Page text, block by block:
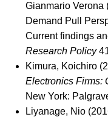
Gianmario Verona
Demand Pull
Current findings
Research Policy
Kimura, Koichiro
Electronics Firms:
New York:
Liyanage, Nio